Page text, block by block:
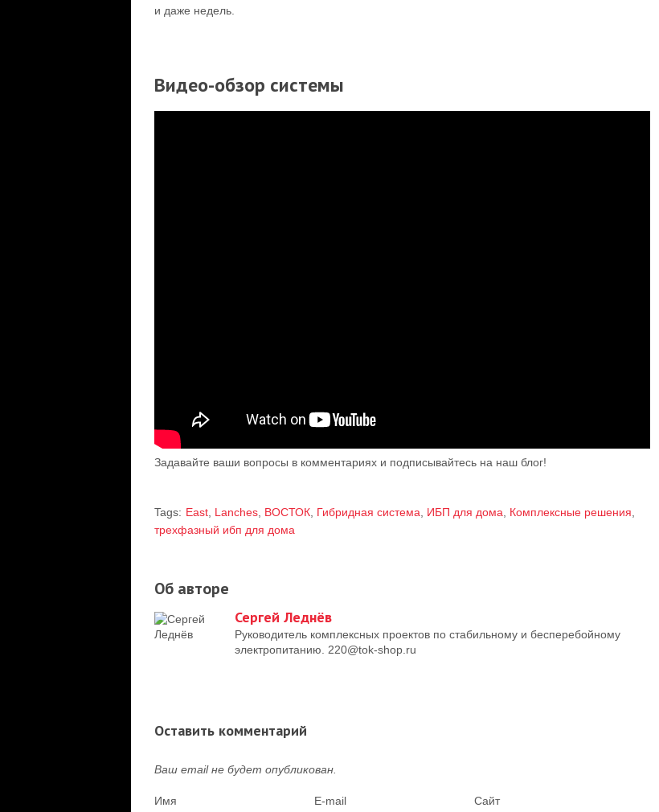
и даже недель.
Видео-обзор системы
Задавайте ваши вопросы в комментариях и подписывайтесь на наш блог!
Tags: East Lanches ВОСТОК Гибридная система ИБП для дома Комплексные решения
трехфазный ибп для дома
Об авторе
Сергей Леднёв
Руководитель комплексных проектов по стабильному и бесперебойному
электропитанию. 220@tok-shop.ru
Оставить комментарий
Ваш email не будет опубликован.
Имя E-mail Сайт